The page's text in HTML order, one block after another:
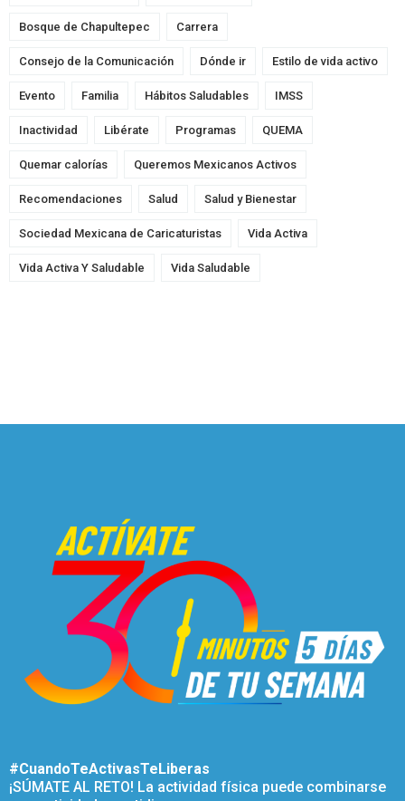
Bosque de Chapultepec Carrera
Consejo de la Comunicación Dónde ir Estilo de vida activo
Evento Familia Hábitos Saludables IMSS
Inactividad Libérate Programas QUEMA
Quemar calorías Queremos Mexicanos Activos
Recomendaciones Salud Salud y Bienestar
Sociedad Mexicana de Caricaturistas Vida Activa
Vida Activa Y Saludable Vida Saludable
#CuandoTeActivasTeLiberas
¡SÚMATE AL RETO! La actividad física puede combinarse